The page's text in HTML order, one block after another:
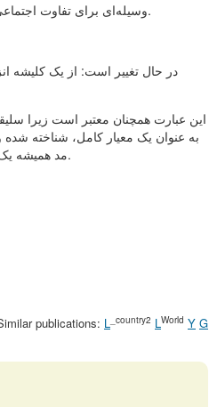
وسیله‌ای برای تفاوت اجتماعی است، که به یک گروه اجازه می‌دهد تا از گروه دیگر جدا شود از طریق انتقاد زیبایی‌شناختی.
در حال تغییر است: از یک کلیشه
این عبارت همچنان معتبر است زیرا
به عنوان یک معیار کامل، شناخته
مد همیشه یک گفتگو است، و گاهی اوقات یک جنگ بین سنجیده و ابراز خود، نظم و هرج و مرج دکور است.
publications: L _country2 LWorld Y G